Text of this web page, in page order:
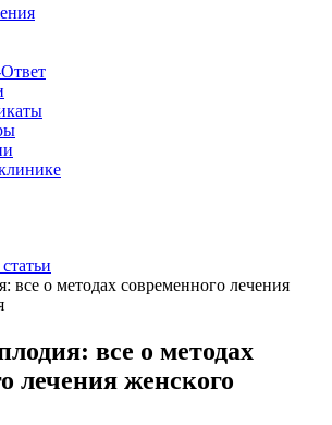
все о методах современного лечения
все о методах
лечения женского